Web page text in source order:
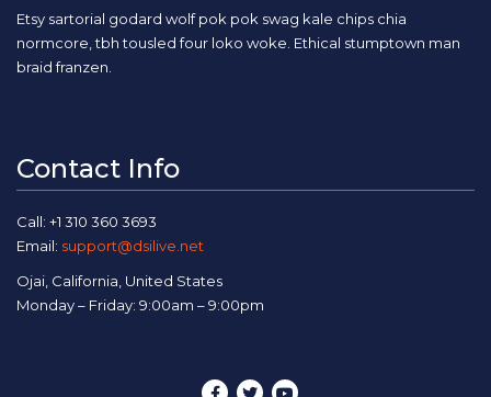
Etsy sartorial godard wolf pok pok swag kale chips chia
normcore, tbh tousled four loko woke. Ethical stumptown man
braid franzen.
Contact Info
Call: +1 310 360 3693
Email: support@dsilive.net
Ojai, California, United States
Monday – Friday: 9:00am – 9:00pm